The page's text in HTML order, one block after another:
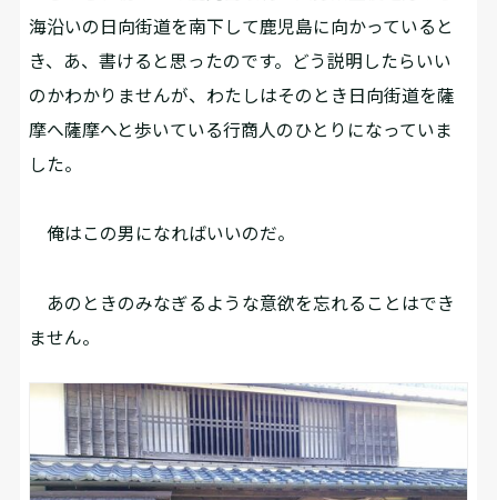
海沿いの日向街道を南下して鹿児島に向かっていると
き、あ、書けると思ったのです。どう説明したらいい
のかわかりませんが、わたしはそのとき日向街道を薩
摩へ薩摩へと歩いている行商人のひとりになっていま
した。
俺はこの男になればいいのだ。
あのときのみなぎるような意欲を忘れることはでき
ません。